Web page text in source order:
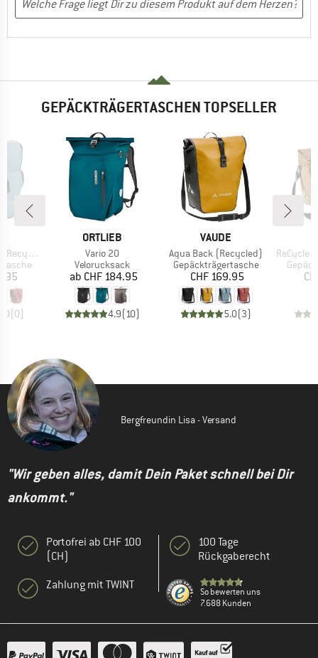
GEPÄCKTRÄGERTASCHEN TOPSELLER
(0)
MARKE
ORTLIEB
Artikel
Vario 20
Produktgruppe
Velorucksack
Preis
ab CHF 184.95
4.9(10)
MARKE
VAUDE
Artikel
Aqua Back (Recycled)
Produktgruppe
Gepäckträgertasche
Preis
CHF 169.95
5.0(3)
Artikel
ReCycle
Bergfreundin Lisa - Versand
"Wir geben alles, damit Dein Paket schnell bei Dir
ankommt."
Portofrei ab CHF 100
(CH)
Zahlung mit TWINT
100 Tage
Rückgaberecht
So bewerten uns
7.688 Kunden